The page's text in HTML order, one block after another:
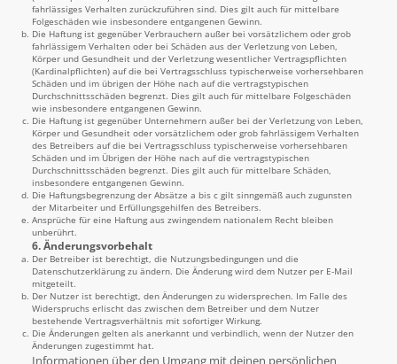
fahrlässiges Verhalten zurückzuführen sind. Dies gilt auch für mittelbare
Folgeschäden wie insbesondere entgangenen Gewinn.
Die Haftung ist gegenüber Verbrauchern außer bei vorsätzlichem oder grob
fahrlässigem Verhalten oder bei Schäden aus der Verletzung von Leben,
Körper und Gesundheit und der Verletzung wesentlicher Vertragspflichten
(Kardinalpflichten) auf die bei Vertragsschluss typischerweise vorhersehbaren
Schäden und im übrigen der Höhe nach auf die vertragstypischen
Durchschnittsschäden begrenzt. Dies gilt auch für mittelbare Folgeschäden
wie insbesondere entgangenen Gewinn.
Die Haftung ist gegenüber Unternehmern außer bei der Verletzung von Leben,
Körper und Gesundheit oder vorsätzlichem oder grob fahrlässigem Verhalten
des Betreibers auf die bei Vertragsschluss typischerweise vorhersehbaren
Schäden und im Übrigen der Höhe nach auf die vertragstypischen
Durchschnittsschäden begrenzt. Dies gilt auch für mittelbare Schäden,
insbesondere entgangenen Gewinn.
Die Haftungsbegrenzung der Absätze a bis c gilt sinngemäß auch zugunsten
der Mitarbeiter und Erfüllungsgehilfen des Betreibers.
Ansprüche für eine Haftung aus zwingendem nationalem Recht bleiben
unberührt.
6. Änderungsvorbehalt
Der Betreiber ist berechtigt, die Nutzungsbedingungen und die
Datenschutzerklärung zu ändern. Die Änderung wird dem Nutzer per E-Mail
mitgeteilt.
Der Nutzer ist berechtigt, den Änderungen zu widersprechen. Im Falle des
Widerspruchs erlischt das zwischen dem Betreiber und dem Nutzer
bestehende Vertragsverhältnis mit sofortiger Wirkung.
Die Änderungen gelten als anerkannt und verbindlich, wenn der Nutzer den
Änderungen zugestimmt hat.
Informationen über den Umgang mit deinen persönlichen